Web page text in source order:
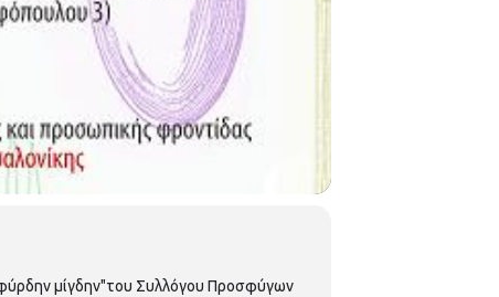
μίγδην"του Συλλόγου Προσφύγων